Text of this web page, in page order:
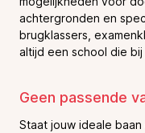
achtergronden en
brugklassers,
altijd een school die bij
Geen passende
Staat jouw ideale